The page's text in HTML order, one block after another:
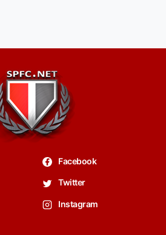
Facebook
Twitter
Instagram